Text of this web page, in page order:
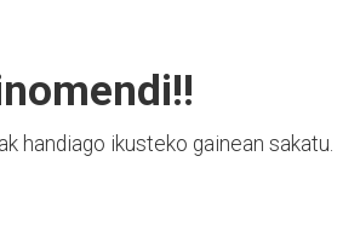
handiago ikusteko gainean sakatu.